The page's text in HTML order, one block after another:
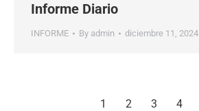
Informe Diario
INFORME By admin diciembre 11, 2024
1 2 3 4